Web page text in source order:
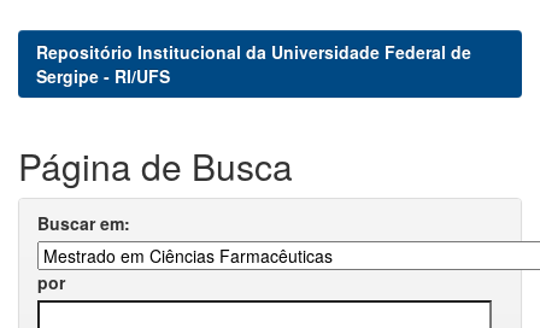
Repositório Institucional da Universidade Federal de
Sergipe - RI/UFS
Página de Busca
Buscar em:
por